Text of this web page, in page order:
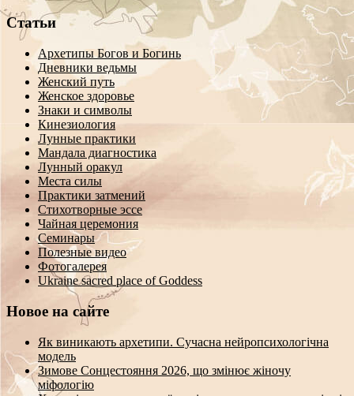
Статьи
Архетипы Богов и Богинь
Дневники ведьмы
Женский путь
Женское здоровье
Знаки и символы
Кинезиология
Лунные практики
Мандала диагностика
Лунный оракул
Места силы
Практики затмений
Стихотворные эссе
Чайная церемония
Семинары
Полезные видео
Фотогалерея
Ukraine sacred place of Goddess
Новое на сайте
Як виникають архетипи. Сучасна нейропсихологічна
модель
Зимове Сонцестояння 2026, що змінює жіночу
міфологію